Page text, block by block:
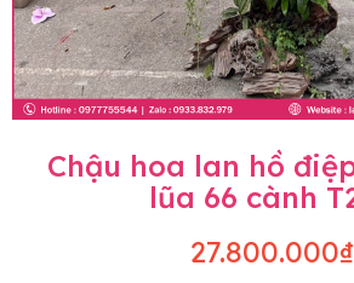
Chậu hoa lan hồ
lũa 66 cành
27.800.000₫